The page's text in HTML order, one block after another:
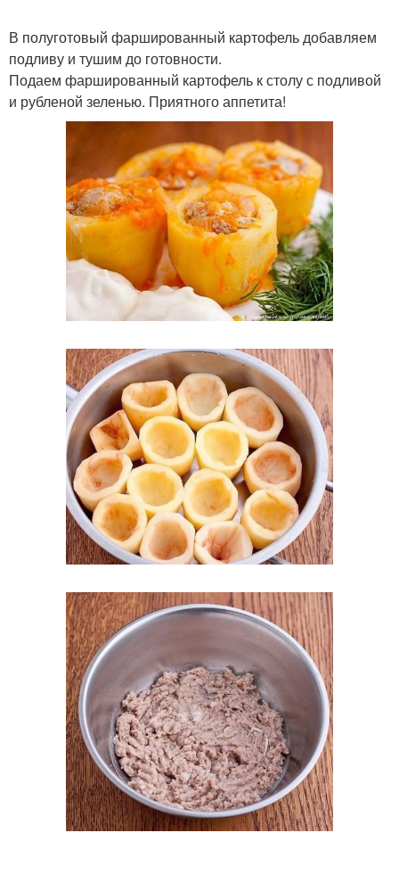
В полуготовый фаршированный картофель добавляем
подливу и тушим до готовности.
Подаем фаршированный картофель к столу с подливой
и рубленой зеленью. Приятного аппетита!